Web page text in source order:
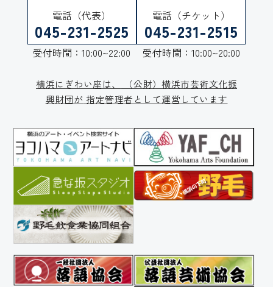
電話（代表）
045-231-2525
受付時間：10:00~22:00
電話（チケット）
045-231-2515
受付時間：10:00~20:00
横浜にぎわい座は、
（公財）横浜市芸術文化振
興財団が 指定管理者として運営しています